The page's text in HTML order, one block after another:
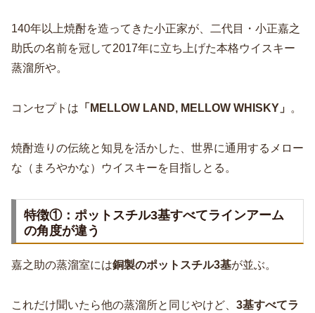
140年以上焼酎を造ってきた小正家が、二代目・小正嘉之
助氏の名前を冠して2017年に立ち上げた本格ウイスキー
蒸溜所や。
コンセプトは 「MELLOW LAND, MELLOW WHISKY」 。
焼酎造りの伝統と知見を活かした、世界に通用するメロー
な（まろやかな）ウイスキーを目指しとる。
特徴①：ポットスチル3基すべてラインアーム
の角度が違う
嘉之助の蒸溜室には銅製のポットスチル3基が並ぶ。
これだけ聞いたら他の蒸溜所と同じやけど、 3基すべてラ